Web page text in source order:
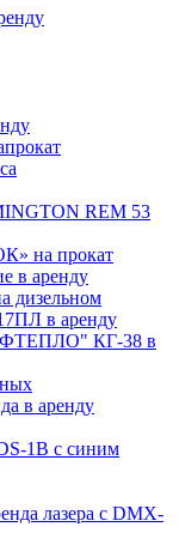
REM 53
на прокат
в аренду
дизельном
в аренду
КГ-38 в
в аренду
1B с синим
лазера с DMX-